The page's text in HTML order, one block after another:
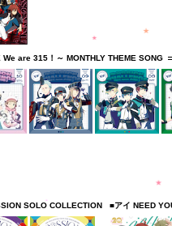
are 315！～ MONTHLY THEME SONG
SOLO COLLECTION ■アイ NEED